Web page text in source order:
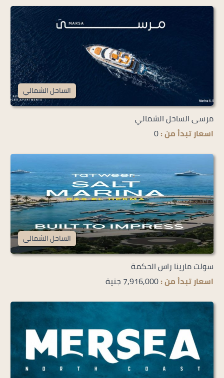
الساحل الشمالي
مرسى الساحل الشمالي
اسعار تبدأ من :0
الساحل الشمالي
سولت مارينا راس الحكمة
اسعار تبدأ من :7,916,000 جنية